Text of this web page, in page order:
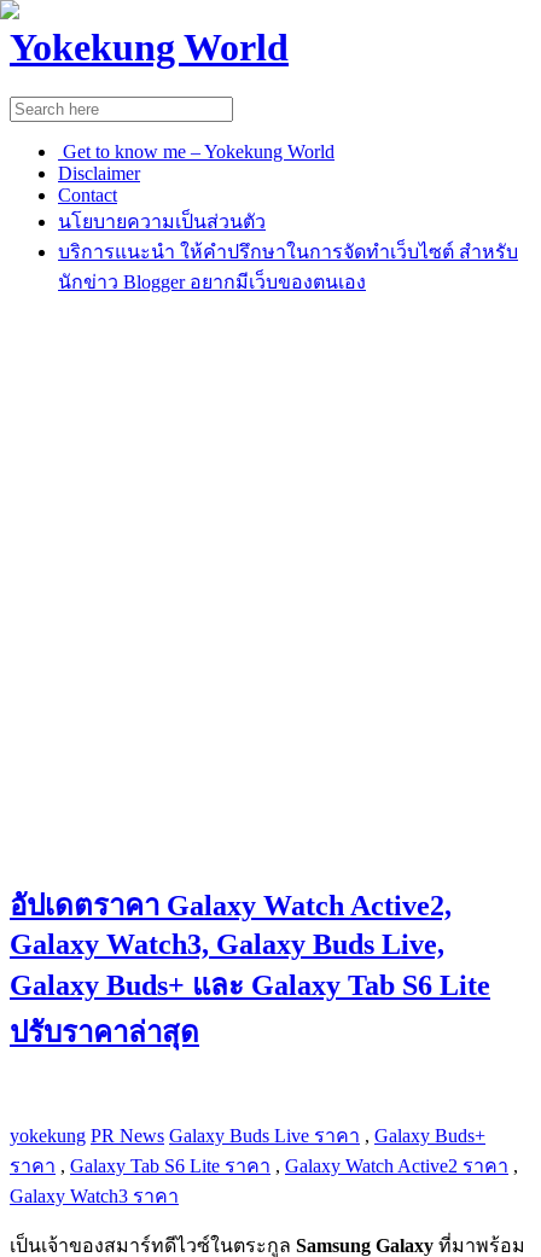
Yokekung World
Get to know me – Yokekung World
Disclaimer
Contact
นโยบายความเป็นส่วนตัว
บริการแนะนำ ให้คำปรึกษาในการจัดทำเว็บไซต์ สำหรับ
นักข่าว Blogger อยากมีเว็บของตนเอง
อัปเดตราคา Galaxy Watch Active2,
Galaxy Watch3, Galaxy Buds Live,
Galaxy Buds+ และ Galaxy Tab S6 Lite
ปรับราคาล่าสุด
yokekung PR News Galaxy Buds Live ราคา , Galaxy Buds+
ราคา , Galaxy Tab S6 Lite ราคา , Galaxy Watch Active2 ราคา ,
Galaxy Watch3 ราคา
เป็นเจ้าของสมาร์ทดีไวซ์ในตระกูล Samsung Galaxy ที่มาพร้อม